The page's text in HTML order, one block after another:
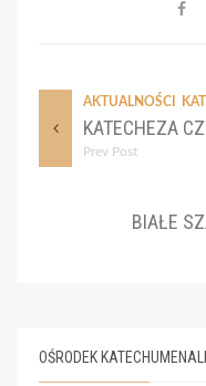
AKTUALNOŚCI
KATECHEZA
Prev Post
BIAŁE
OŚRODEK